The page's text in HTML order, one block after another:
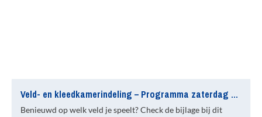
Veld- en kleedkamerindeling – Programma zaterdag 28 november
Benieuwd op welk veld je speelt? Check de bijlage bij dit